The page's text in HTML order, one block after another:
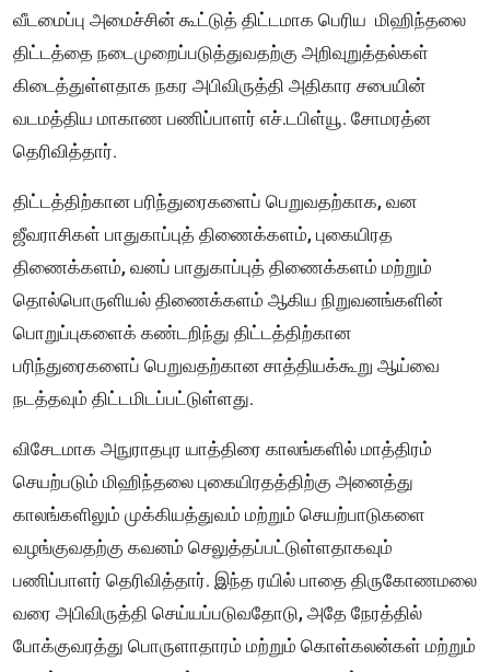
வீடமைப்பு அமைச்சின் கூட்டுத் திட்டமாக பெரிய மிஹிந்தலை
திட்டத்தை நடைமுறைப்படுத்துவதற்கு அறிவுறுத்தல்கள்
கிடைத்துள்ளதாக நகர அபிவிருத்தி அதிகார சபையின்
வடமத்திய மாகாண பணிப்பாளர் எச்.டபிள்யூ. சோமரத்ன
தெரிவித்தார்.
திட்டத்திற்கான பரிந்துரைகளைப் பெறுவதற்காக, வன
ஜீவராசிகள் பாதுகாப்புத் திணைக்களம், புகையிரத
திணைக்களம், வனப் பாதுகாப்புத் திணைக்களம் மற்றும்
தொல்பொருளியல் திணைக்களம் ஆகிய நிறுவனங்களின்
பொறுப்புகளைக் கண்டறிந்து திட்டத்திற்கான
பரிந்துரைகளைப் பெறுவதற்கான சாத்தியக்கூறு ஆய்வை
நடத்தவும் திட்டமிடப்பட்டுள்ளது.
விசேடமாக அநுராதபுர யாத்திரை காலங்களில் மாத்திரம்
செயற்படும் மிஹிந்தலை புகையிரதத்திற்கு அனைத்து
காலங்களிலும் முக்கியத்துவம் மற்றும் செயற்பாடுகளை
வழங்குவதற்கு கவனம் செலுத்தப்பட்டுள்ளதாகவும்
பணிப்பாளர் தெரிவித்தார். இந்த ரயில் பாதை திருகோணமலை
வரை அபிவிருத்தி செய்யப்படுவதோடு, அதே நேரத்தில்
போக்குவரத்து பொருளாதாரம் மற்றும் கொள்கலன்கள் மற்றும்